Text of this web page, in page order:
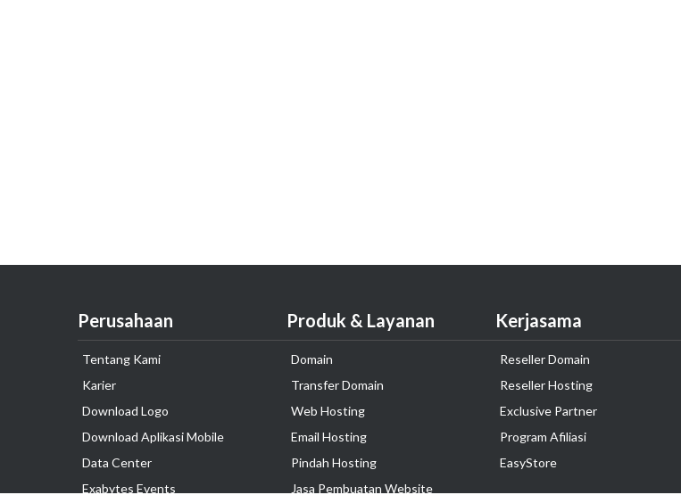
Perusahaan
Tentang Kami
Karier
Download Logo
Download Aplikasi Mobile
Data Center
Exabytes Events
Produk & Layanan
Domain
Transfer Domain
Web Hosting
Email Hosting
Pindah Hosting
Jasa Pembuatan Website
Kerjasama
Reseller Domain
Reseller Hosting
Exclusive Partner
Program Afiliasi
EasyStore